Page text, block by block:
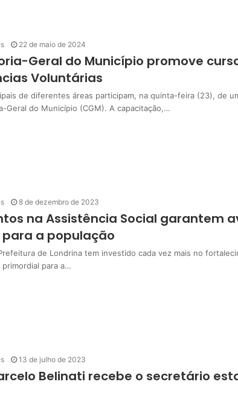
22 de maio de 2024
Geral do Município promove
Voluntárias
de diferentes áreas participam, na quinta-feira (23), de
Geral do Município (CGM). A capacitação,…
8 de dezembro de 2023
na Assistência Social garantem
a população
de Londrina tem investido cada vez mais no
para a…
13 de julho de 2023
Belinati recebe o secretário